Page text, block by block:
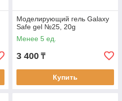
Моделирующий гель Galaxy
Safe gel №25, 20g
Менее 5 ед.
3 400 ₸
Купить